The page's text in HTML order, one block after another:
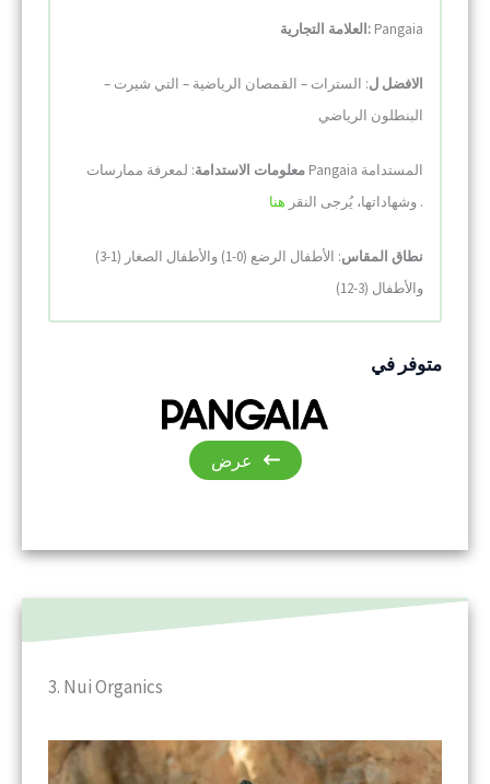
العلامة التجارية: Pangaia
الافضل ل: السترات – القمصان الرياضية – التي شيرت –
البنطلون الرياضي
معلومات الاستدامة: لمعرفة ممارسات Pangaia المستدامة
وشهاداتها، يُرجى النقر .
نطاق المقاس
: الأطفال الرضع (0-1) والأطفال الصغار (1-3)
والأطفال (3-12)
متوفر في
عرض
3. Nui Organics